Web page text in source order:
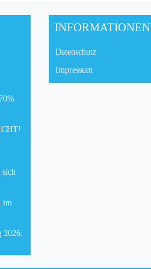
sich
im
2026:
INFORMATIONEN
Datenschutz
Impressum